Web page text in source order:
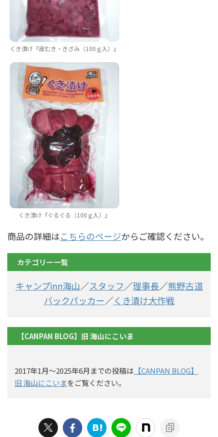
くき漬け『皮むき・きざみ（100ｇ入）』
くき漬け『ぐるぐる（100ｇ入）』
商品の詳細はこちらのページからご確認ください。
カテゴリー一覧
キャンプinn海山／スタッフ／理事長／熊野古道
バックパッカー／くき漬け大作戦
【CANPAN BLOG】旧 海山にこいま
2017年1月〜2025年6月までの投稿は 【CANPAN BLOG】
旧 海山にこいまをご覧ください。